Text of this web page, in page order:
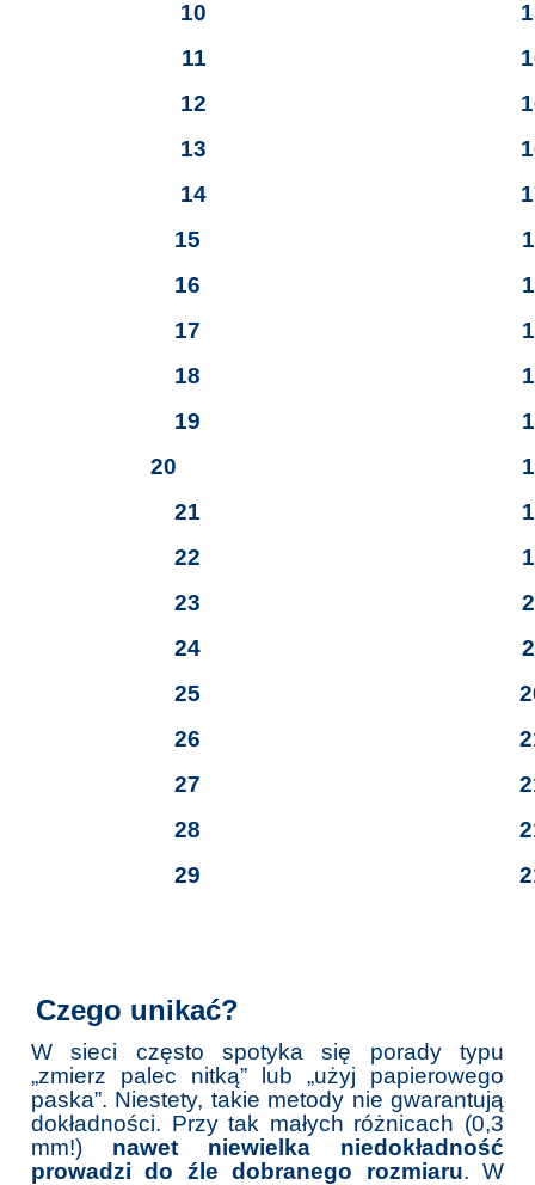
10
11
12
13
14
15
17,5
16
17,8
17
18,1
18
18,4
19
18,75
20
19,1
21
19,4
22
19,7
23
20
24
20,3
25
20,6
26
21
27
21,3
28
21,6
29
21,9
Czego unikać?
W sieci często spotyka się porady typu
„zmierz palec nitką” lub „użyj papierowego
paska”. Niestety, takie metody nie gwarantują
dokładności. Przy tak małych różnicach (0,3
mm!) nawet niewielka niedokładność
prowadzi do źle dobranego rozmiaru. W